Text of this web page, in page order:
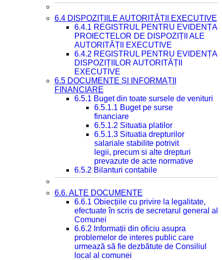
6.4 DISPOZIȚIILE AUTORITĂȚII EXECUTIVE
6.4.1 REGISTRUL PENTRU EVIDENȚA
PROIECTELOR DE DISPOZIȚII ALE
AUTORITĂȚII EXECUTIVE
6.4.2 REGISTRUL PENTRU EVIDENȚA
DISPOZIȚIILOR AUTORITĂȚII
EXECUTIVE
6.5 DOCUMENTE ȘI INFORMAȚII
FINANCIARE
6.5.1 Buget din toate sursele de venituri
6.5.1.1 Buget pe surse
financiare
6.5.1.2 Situatia platilor
6.5.1.3 Situatia drepturilor
salariale stabilite potrivit
legii, precum si alte drepturi
prevazute de acte normative
6.5.2 Bilanturi contabile
6.6. ALTE DOCUMENTE
6.6.1 Obiecțiile cu privire la legalitate,
efectuate în scris de secretarul general al
Comunei
6.6.2 Informații din oficiu asupra
problemelor de interes public care
urmează să fie dezbătute de Consiliul
local al comunei